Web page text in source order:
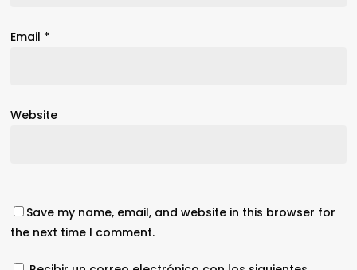
Email *
Website
Save my name, email, and website in this browser for
the next time I comment.